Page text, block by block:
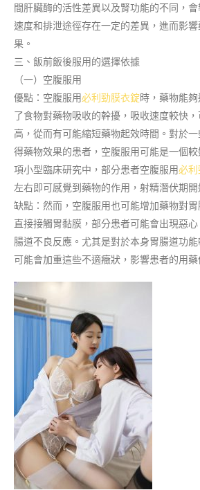
間肝臟酶的活性差異以及腎功能的不同，
速度和排泄途徑存在一定的差異，進而影
果。
三、飯前飯後服用的選擇依據
（一）空腹服用
優點：空腹服用必利勁膜衣錠時，藥物能
了食物對藥物吸收的幹擾，吸收速度較快
高，從而有可能縮短藥物起效時間。對於
得藥物效果的患者，空腹服用可能是一個
項小型臨床研究中，部分患者空腹服用必
左右即可感覺到藥物的作用，射精潛伏期開
缺點：然而，空腹服用也可能增加藥物對
直接接觸胃黏膜，部分患者可能會出現惡
腸道不良反應。尤其是對於本身胃腸道功
可能會加重這些不適癥狀，影響患者的用藥